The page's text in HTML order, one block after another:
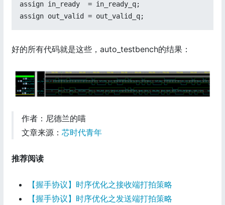
assign in_ready  = in_ready_q;
assign out_valid = out_valid_q;
好的所有代码就是这些，auto_testbench的结果：
作者：尼德兰的喵
文章来源： 芯时代青年
推荐阅读
【握手协议】时序优化之接收端打拍策略
【握手协议】时序优化之发送端打拍策略